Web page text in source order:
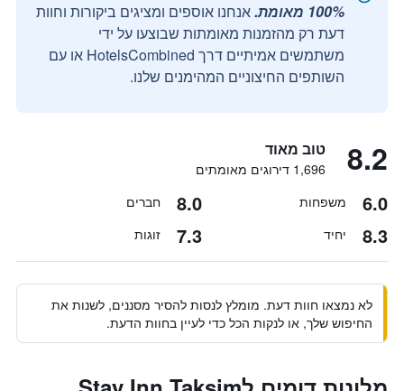
100% מאומת.
אנחנו אוספים ומציגים ביקורות וחוות
דעת רק מהזמנות מאומתות שבוצעו על ידי
משתמשים אמיתיים דרך HotelsCombined או עם
השותפים החיצוניים המהימנים שלנו.
8.2 טוב מאוד
1,696 דירוגים מאומתים
6.0 משפחות 8.0 חברים
8.3 יחיד 7.3 זוגות
לא נמצאו חוות דעת. מומלץ לנסות להסיר מסננים, לשנות את
החיפוש שלך, או לנקות הכל כדי לעיין בחוות הדעת.